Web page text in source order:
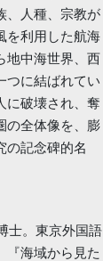
、人種、宗教が
を利用した航海
地中海世界、西
つに結ばれてい
に破壊され、奪
の全体像を、膨
の記念碑的名
士。東京外国語
『海域から見た